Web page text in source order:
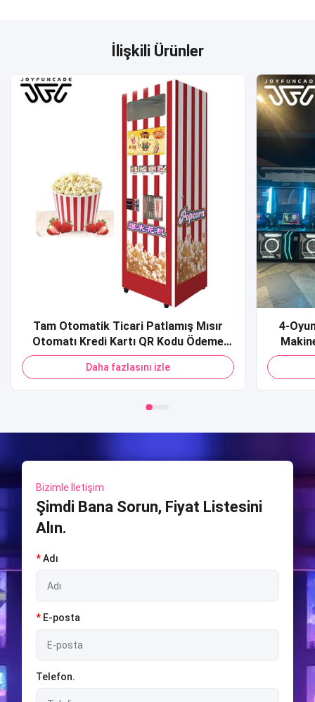
İlişkili Ürünler
Tam Otomatik Ticari Patlamış Mısır
Otomatı Kredi Kartı QR Kodu Ödeme
Alışveriş Merkezi için Patlamış Mısır
Otomatı
Daha fazlasını izle
4-
Spor
Bizimle İletişim
Şimdi Bana Sorun, Fiyat Listesini
Alın.
*Adı
* E-posta
Telefon.